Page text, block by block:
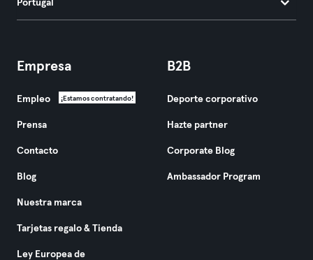
Portugal
Empresa
Empleo ¡Estamos contratando!
Prensa
Contacto
Blog
Nuestra marca
Tarjetas regalo & Tienda
Ley Europea de
B2B
Deporte corporativo
Hazte partner
Corporate Blog
Ambassador Program